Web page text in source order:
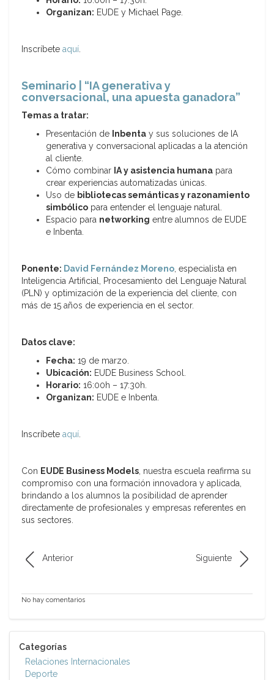
Organizan: EUDE y Michael Page.
Inscríbete aquí.
Seminario | “IA generativa y
conversacional, una apuesta ganadora”
Temas a tratar:
Presentación de Inbenta y sus soluciones de IA
generativa y conversacional aplicadas a la atención
al cliente.
Cómo combinar IA y asistencia humana para
crear experiencias automatizadas únicas.
Uso de bibliotecas semánticas y razonamiento
simbólico para entender el lenguaje natural.
Espacio para networking entre alumnos de EUDE
e Inbenta.
Ponente: David Fernández Moreno, especialista en
Inteligencia Artificial, Procesamiento del Lenguaje Natural
(PLN) y optimización de la experiencia del cliente, con
más de 15 años de experiencia en el sector.
Datos clave:
Fecha: 19 de marzo.
Ubicación: EUDE Business School.
Horario: 16:00h – 17:30h.
Organizan: EUDE e Inbenta.
Inscríbete aquí.
Con EUDE Business Models, nuestra escuela reafirma su
compromiso con una formación innovadora y aplicada,
brindando a los alumnos la posibilidad de aprender
directamente de profesionales y empresas referentes en
sus sectores.
Anterior Siguiente
No hay comentarios
Categorías
Relaciones Internacionales
Deporte